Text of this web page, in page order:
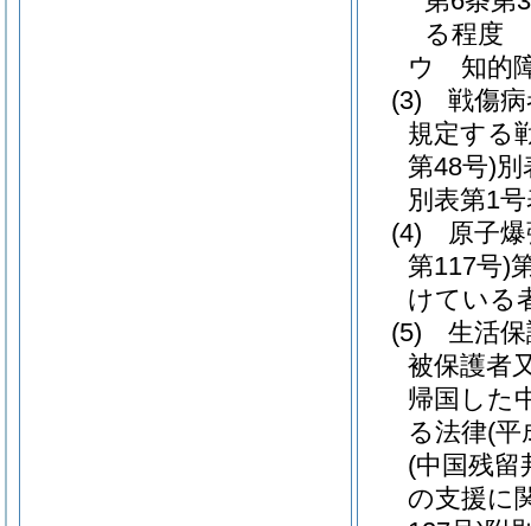
る程度
ウ
知
(3)
戦傷
規定する
第48号)別
別表第1
(4)
原子
第117号)
けている
(5)
生活
被保護者
帰国した
る法律(平
(中国残留
の支援に